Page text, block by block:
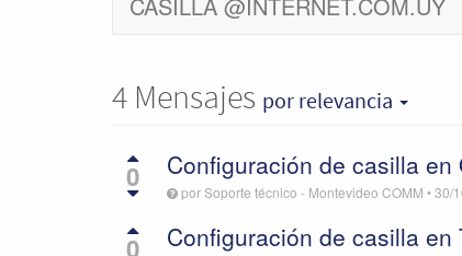
4 Mensajes por relevancia
0 Configuración de casilla en
porSoporte técnico - Montevideo COMM •30/
0 Configuración de casilla en